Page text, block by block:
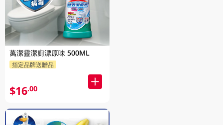
萬潔靈潔廁漂原味 500ML
指定品牌送贈品
$16.00